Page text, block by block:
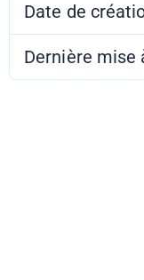
Date de
Dernière mise